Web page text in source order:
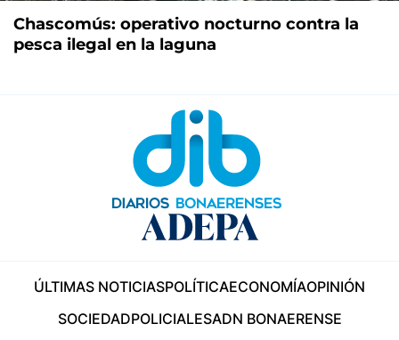
Chascomús: operativo nocturno contra la
pesca ilegal en la laguna
ÚLTIMAS NOTICIASPOLÍTICAECONOMÍAOPINIÓN
SOCIEDADPOLICIALESADN BONAERENSE